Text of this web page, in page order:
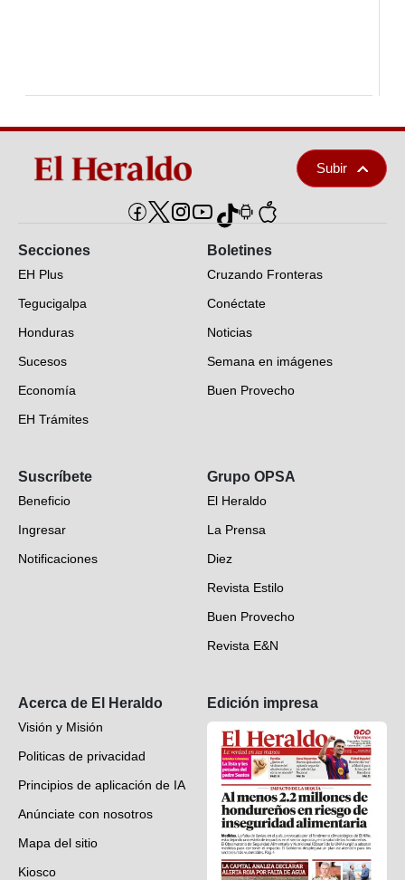
Subir
Secciones
EH Plus
Tegucigalpa
Honduras
Sucesos
Economía
EH Trámites
EH Verifica
Fotogalerías
Deportes
Videos
Boletines
Cruzando Fronteras
Conéctate
Noticias
Semana en imágenes
Buen Provecho
Suscríbete
Beneficio
Ingresar
Notificaciones
Grupo OPSA
El Heraldo
La Prensa
Diez
Revista Estilo
Buen Provecho
Revista E&N
Acerca de El Heraldo
Visión y Misión
Politicas de privacidad
Principios de aplicación de IA
Anúnciate con nosotros
Mapa del sitio
Kiosco
Edición impresa